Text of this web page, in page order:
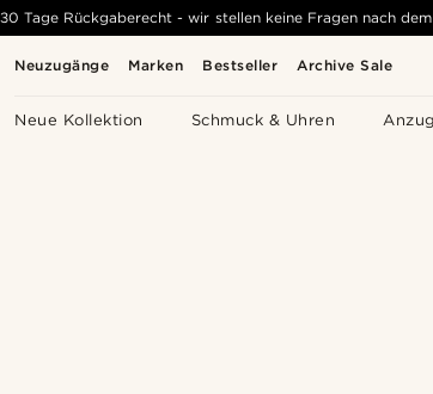
Neuzugänge Marken Bestseller Archive Sale
Neue Kollektion Schmuck & Uhren
30 Tage Rückgaberecht - wir stellen keine Fragen nach